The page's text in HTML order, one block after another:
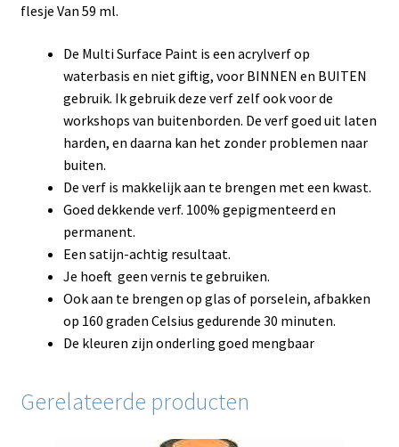
flesje Van 59 ml.
De Multi Surface Paint is een acrylverf op
waterbasis en niet giftig, voor BINNEN en BUITEN
gebruik. Ik gebruik deze verf zelf ook voor de
workshops van buitenborden. De verf goed uit laten
harden, en daarna kan het zonder problemen naar
buiten.
De verf is makkelijk aan te brengen met een kwast.
Goed dekkende verf. 100% gepigmenteerd en
permanent.
Een satijn-achtig resultaat.
Je hoeft geen vernis te gebruiken.
Ook aan te brengen op glas of porselein, afbakken
op 160 graden Celsius gedurende 30 minuten.
De kleuren zijn onderling goed mengbaar
Gerelateerde producten